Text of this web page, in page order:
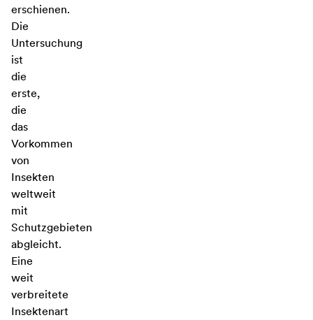
erschienen.
Die
Untersuchung
ist
die
erste,
die
das
Vorkommen
von
Insekten
weltweit
mit
Schutzgebieten
abgleicht.
Eine
weit
verbreitete
Insektenart